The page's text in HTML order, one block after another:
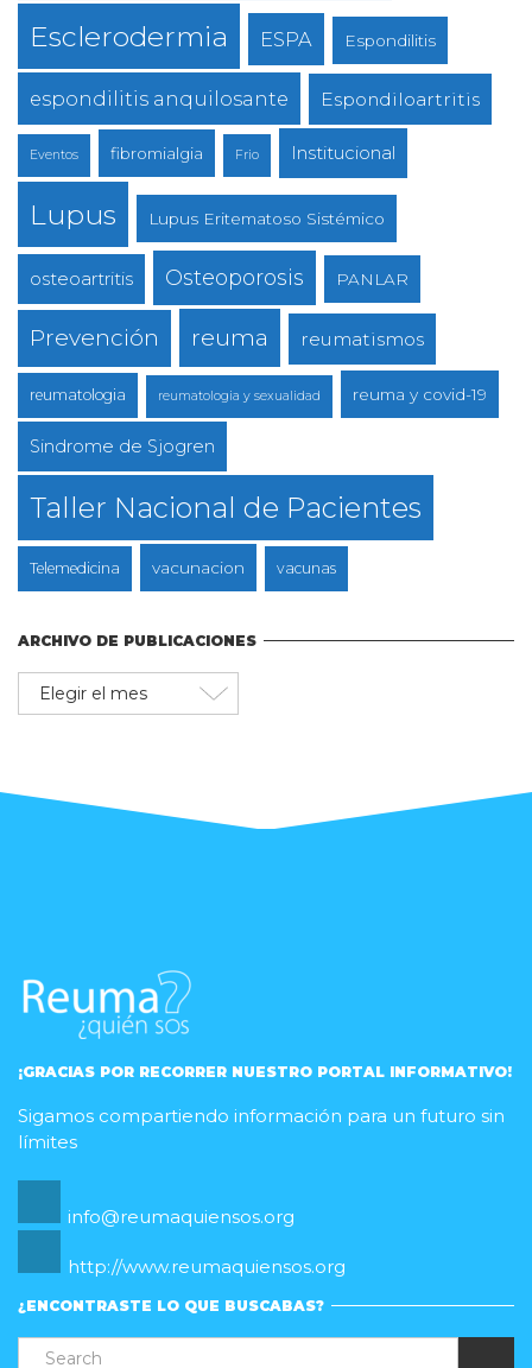
Esclerodermia ESPA Espondilitis
espondilitis anquilosante Espondiloartritis
Eventos fibromialgia Frio Institucional
Lupus Lupus Eritematoso Sistémico
osteoartritis Osteoporosis PANLAR
Prevención reuma reumatismos
reumatologia reumatologia y sexualidad reuma y covid-19
Sindrome de Sjogren
Taller Nacional de Pacientes
Telemedicina vacunacion vacunas
ARCHIVO DE PUBLICACIONES
Archivo
de
¡GRACIAS POR RECORRER NUESTRO PORTAL INFORMATIVO!
Sigamos compartiendo información para un futuro sin
límites
info@reumaquiensos.org
http://www.reumaquiensos.org
¿ENCONTRASTE LO QUE BUSCABAS?